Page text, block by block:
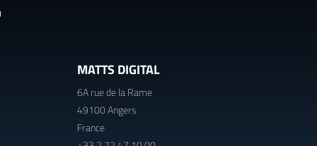
MATTS DIGITAL
6A rue de la Rame
49100 Angers
France